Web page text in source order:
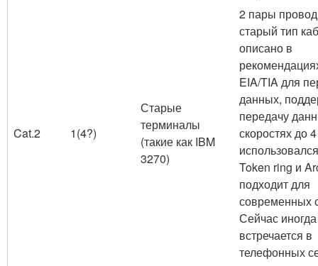
Cat.2 1(4?)
Старые
терминалы
(такие как IBM
3270)
2 пары
старый тип
описано в
EIA/TIA для
данных,
передачу
скоростях до
Token ring и
подходит для
современных
Сейчас иногда
встречается в
телефонных